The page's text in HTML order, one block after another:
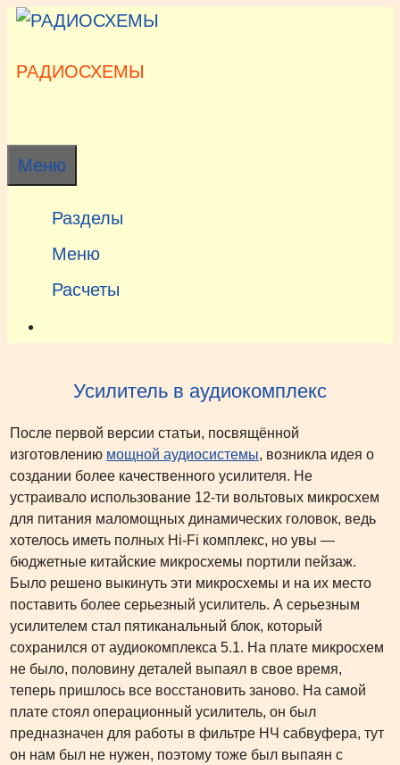
Перейти
РАДИОСХЕМЫ
Меню
Разделы
Меню
Расчеты
Усилитель в аудиокомплекс
После первой версии статьи, посвящённой
изготовлению мощной аудиосистемы, возникла идея о
создании более качественного усилителя. Не
устраивало использование 12-ти вольтовых микросхем
для питания маломощных динамических головок, ведь
хотелось иметь полных Hi-Fi комплекс, но увы —
бюджетные китайские микросхемы портили пейзаж.
Было решено выкинуть эти микросхемы и на их место
поставить более серьезный усилитель. А серьезным
усилителем стал пятиканальный блок, который
сохранился от аудиокомплекса 5.1. На плате микросхем
не было, половину деталей выпаял в свое время,
теперь пришлось все восстановить заново. На самой
плате стоял операционный усилитель, он был
предназначен для работы в фильтре НЧ сабвуфера, тут
он нам был не нужен, поэтому тоже был выпаян с